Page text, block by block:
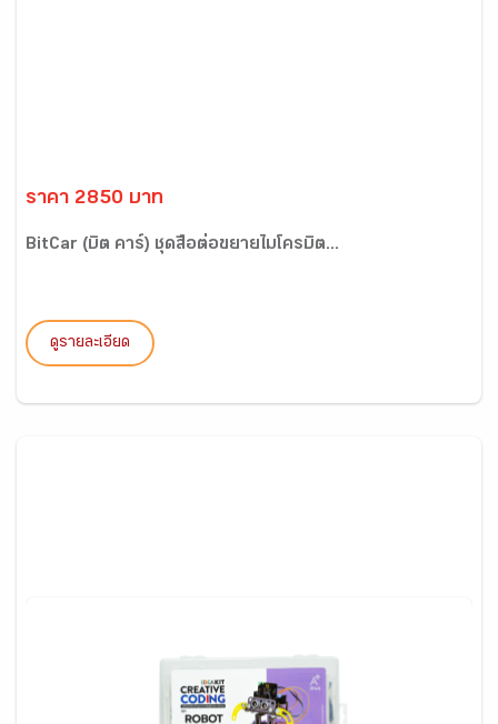
ราคา 2850 บาท
BitCar (บิต คาร์) ชุดสื่อต่อขยายไมโครบิต...
ดูรายละเอียด